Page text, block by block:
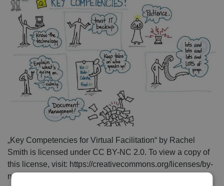
„Key Competencies for Virtual Facilitation“ by Rachel
Smith is licensed under CC BY-NC 2.0. To view a copy of
this license, visit: https://creativecommons.org/licenses/by-
nc/2.0